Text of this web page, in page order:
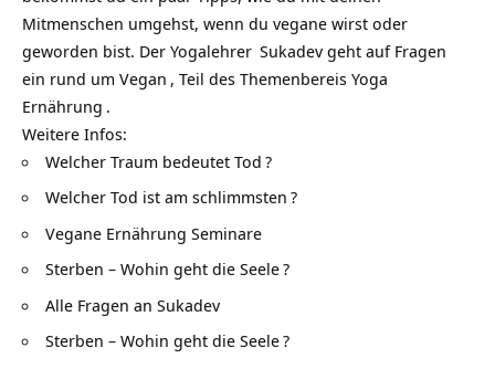
Mitmenschen umgehst, wenn du vegane wirst oder
geworden bist. Der Yogalehrer Sukadev geht auf Fragen
ein rund um Vegan , Teil des Themenbereis Yoga
Ernährung .
Weitere Infos:
Welcher Traum bedeutet Tod ?
Welcher Tod ist am schlimmsten ?
Vegane Ernährung Seminare
Sterben – Wohin geht die Seele?
Alle Fragen an Sukadev
Sterben – Wohin geht die Seele?